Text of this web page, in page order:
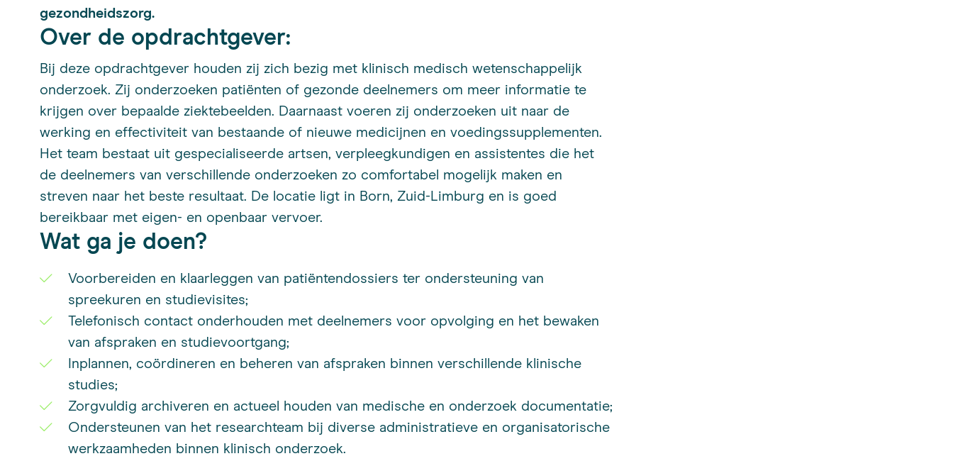
gezondheidszorg.
Over de opdrachtgever:
Bij deze opdrachtgever houden zij zich bezig met klinisch medisch wetenschappelijk
onderzoek. Zij onderzoeken patiënten of gezonde deelnemers om meer informatie te
krijgen over bepaalde ziektebeelden. Daarnaast voeren zij onderzoeken uit naar de
werking en effectiviteit van bestaande of nieuwe medicijnen en voedingssupplementen.
Het team bestaat uit gespecialiseerde artsen, verpleegkundigen en assistentes die het
de deelnemers van verschillende onderzoeken zo comfortabel mogelijk maken en
streven naar het beste resultaat. De locatie ligt in Born, Zuid-Limburg en is goed
bereikbaar met eigen- en openbaar vervoer.
Wat ga je doen?
Voorbereiden en klaarleggen van patiëntendossiers ter ondersteuning van
spreekuren en studievisites;
Telefonisch contact onderhouden met deelnemers voor opvolging en het bewaken
van afspraken en studievoortgang;
Inplannen, coördineren en beheren van afspraken binnen verschillende klinische
studies;
Zorgvuldig archiveren en actueel houden van medische en onderzoek documentatie;
Ondersteunen van het researchteam bij diverse administratieve en organisatorische
werkzaamheden binnen klinisch onderzoek.